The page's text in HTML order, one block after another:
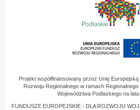
Projekt współfinansowany przez Unię
Rozwoju Regionalnego w ramach
Województwa Podlaskiego na
FUNDUSZE EUROPEJSKIE - DLA ROZWOJU